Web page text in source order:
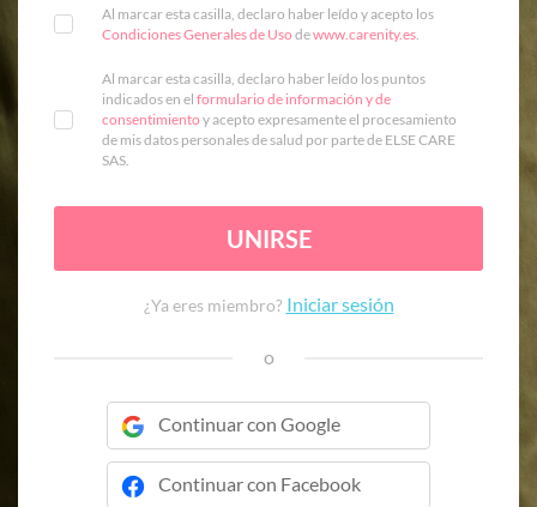
Al marcar esta casilla, declaro haber leído y acepto los
Condiciones Generales de Uso dewww.carenity.es.
Al marcar esta casilla, declaro haber leído los puntos
indicados en el formulario de información y de
consentimiento y acepto expresamente el procesamiento
de mis datos personales de salud por parte de ELSE CARE
SAS.
UNIRSE
¿Ya eres miembro? Iniciar sesión
o
Continuar con Google
Continuar con Facebook